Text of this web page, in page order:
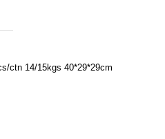
ctn 14/15kgs 40*29*29cm